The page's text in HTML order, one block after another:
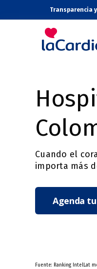
Transparencia
Cuando el
importa más
Agenda
Fuente: Ranking IntelLat